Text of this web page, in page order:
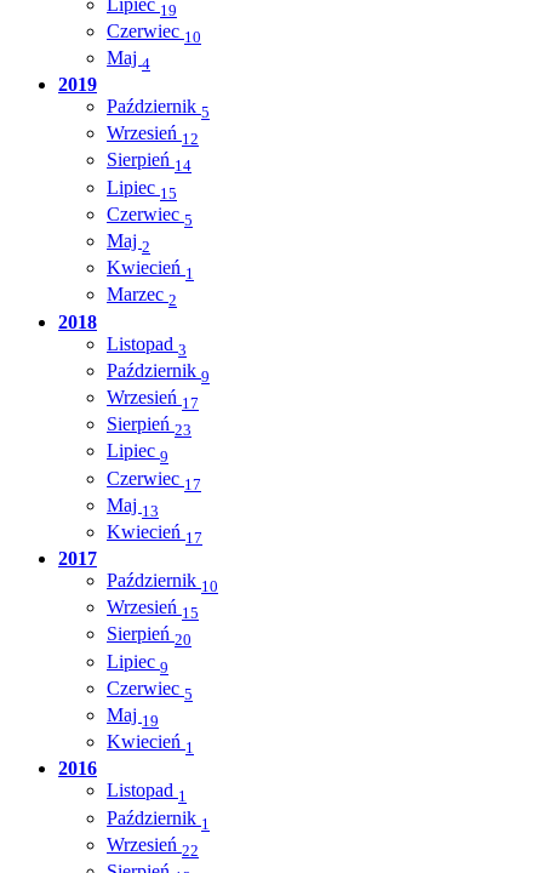
19
Czerwiec 10
Maj 4
2019
Październik 5
Wrzesień 12
Sierpień 14
Lipiec 15
Czerwiec 5
Maj 2
Kwiecień 1
Marzec 2
2018
Listopad 3
Październik 9
Wrzesień 17
Sierpień 23
Lipiec 9
Czerwiec 17
Maj 13
Kwiecień 17
2017
Październik 10
Wrzesień 15
Sierpień 20
Lipiec 9
Czerwiec 5
Maj 19
Kwiecień 1
2016
Listopad 1
Październik 1
Wrzesień 22